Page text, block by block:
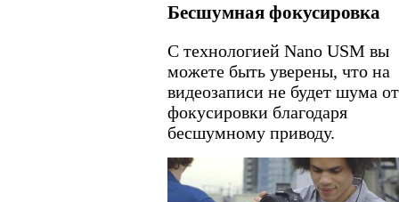
Бесшумная фокусировка
С технологией Nano USM вы
можете быть уверены, что на
видеозаписи не будет шума от
фокусировки благодаря
бесшумному приводу.